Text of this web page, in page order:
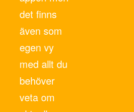
det finns
även som
egen vy
med allt du
behöver
veta om